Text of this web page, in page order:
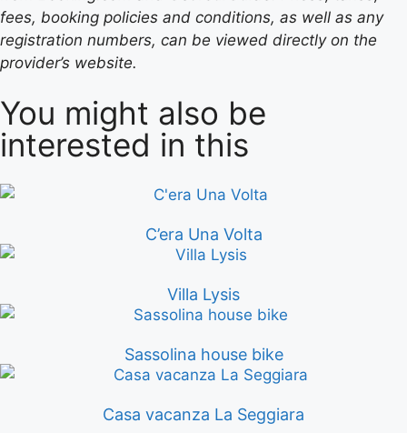
fees, booking policies and conditions, as well as any
registration numbers, can be viewed directly on the
provider’s website.
You might also be
interested in this
C’era Una Volta
Villa Lysis
Sassolina house bike
Casa vacanza La Seggiara